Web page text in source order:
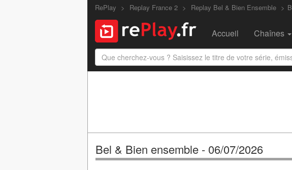
RePlay Replay France 2 Replay Bel & Bien Ensemble
Accueil Chaînes
Bel & Bien ensemble - 06/07/2026